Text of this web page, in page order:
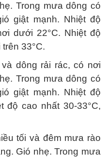
Trong mưa dông có
giật mạnh. Nhiệt độ
dưới 22°C. Nhiệt độ
33°C.
dông rải rác, có nơi
Trong mưa dông có
giật mạnh. Nhiệt độ
độ cao nhất 30-33°C,
tối và đêm mưa rào
Gió nhẹ. Trong mưa